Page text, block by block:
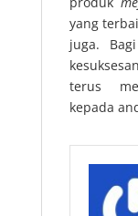
yang
juga.
terus
kepada